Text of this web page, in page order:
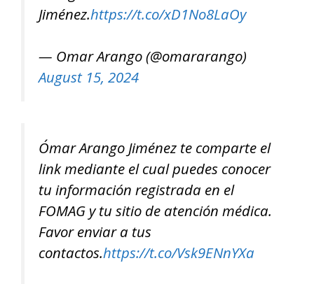
Jiménez.https://t.co/xD1No8LaOy
— Omar Arango (@omararango)
August 15, 2024
Ómar Arango Jiménez te comparte el
link mediante el cual puedes conocer
tu información registrada en el
FOMAG y tu sitio de atención médica.
Favor enviar a tus
contactos.https://t.co/Vsk9ENnYXa